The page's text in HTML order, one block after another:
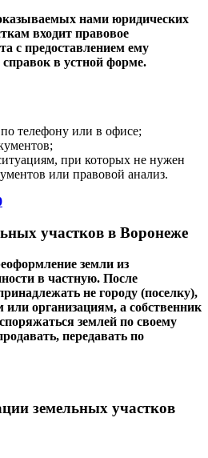
нами юридических
входит правовое
с предоставлением ему
в устной форме.
телефону или в офисе;
при которых не нужен
или правовой анализ.
участков в Воронеже
земли из
в частную. После
не городу (поселку),
организациям, а собственник
землей по своему
передавать по
земельных участков